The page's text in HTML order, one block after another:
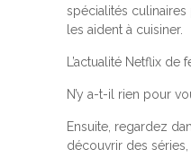
spécialités
les aident à cuisiner.
L’actualité Netflix de
N’y a-t-il rien pour
Ensuite, regardez
découvrir des